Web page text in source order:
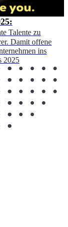
Talente zu
Damit offene
ins
2025